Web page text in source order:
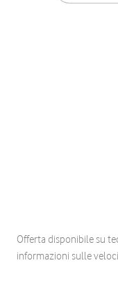
Offerta disponibile su
informazioni sulle